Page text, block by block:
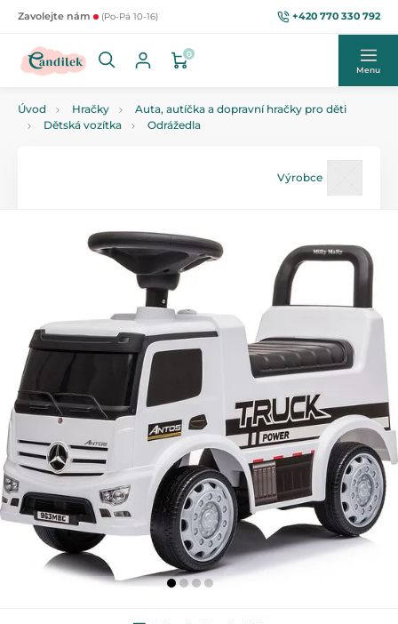
Zavolejte nám (Po-Pá 10-16) +420 770 330 792
0
Menu
Úvod Hračky
Auta, autíčka a dopravní hračky pro děti
Dětská vozítka
Odrážedla
Výrobce